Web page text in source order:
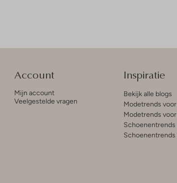
Account
Mijn account
Veelgestelde vragen
Inspiratie
Bekijk alle blogs
Modetrends
Modetrends
Schoenentrends
Schoenentrends